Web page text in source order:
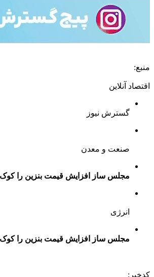
منبع:
اقتصاد آنلاین
گسترش نیوز
صنعت و معدن
مجلس ساز افزایش قیمت بنزین را کوک
انرژی
مجلس ساز افزایش قیمت بنزین را کوک
کدخبر: